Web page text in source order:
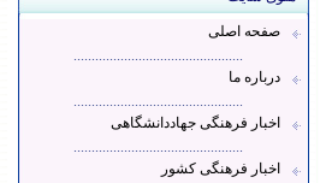
صفحه اصلی
...............................................
درباره ما
...............................................
اخبار فرهنگی جهاددانشگاهی
...............................................
اخبار فرهنگی کشور